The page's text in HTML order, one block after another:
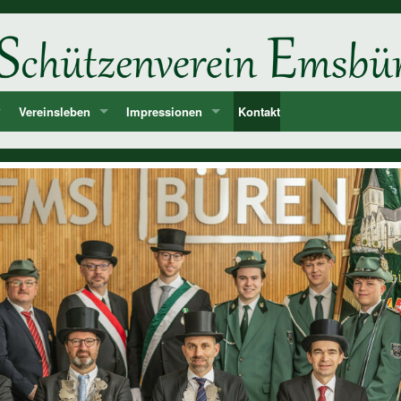
der Könige und Ämter
ab 1750
Vereinsleben
Unsere Feste und Veranstaltungen
Musik - Lieder - passende Worte PANIK-Orchester
Impressionen
2026
2025
2024
2023
2022
2021
2020
Kontakt